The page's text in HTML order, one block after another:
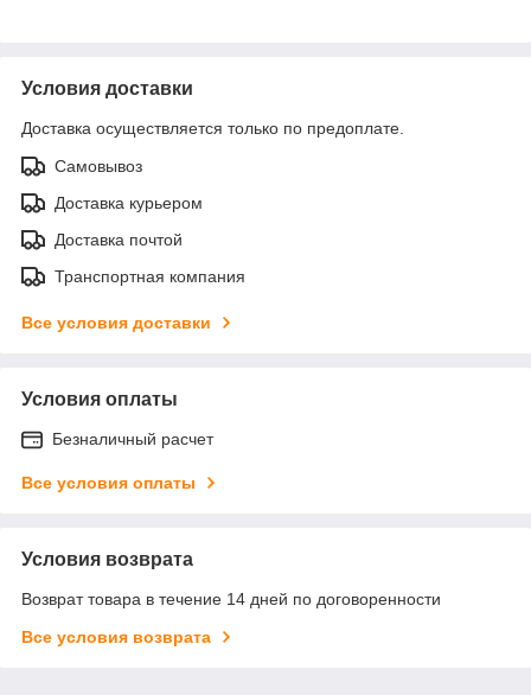
Условия доставки
Доставка осуществляется только по предоплате.
Самовывоз
Доставка курьером
Доставка почтой
Транспортная компания
Все условия доставки
Условия оплаты
Безналичный расчет
Все условия оплаты
Условия возврата
Возврат товара в течение 14 дней по договоренности
Все условия возврата